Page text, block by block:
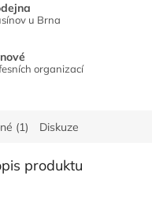
u Brna
organizací
(1) Diskuze
produktu